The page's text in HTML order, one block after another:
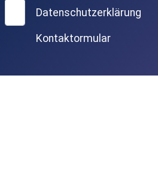
Suchen
Datenschutzerklärung
Kontaktormular